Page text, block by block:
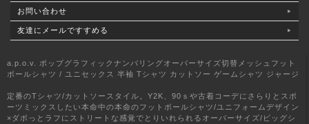
お問い合わせ
友達にメールですすめる
a.p.o.v. ポップグラフィックナンバリングオーバーサイズ切替メッシュフット
ボールシャツ / ユニセックス 半袖 Tシャツ カットソー ゲームシャツ ジャージ
定番のTシャツ/カットソースタイル。Y2K、90ｓや古着コーデにさらりとスポ
ーツミックスしたい本命中の本命のフットボールシャツ/ユニフォームデザイン
×ダボっとラフにストリートな感覚でとりいれられるオーバーサイズ/ビッグシ